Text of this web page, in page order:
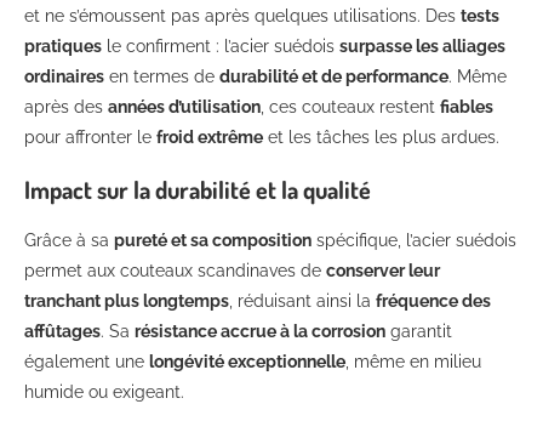
et ne s’émoussent pas après quelques utilisations. Des tests
pratiques le confirment : l’acier suédois surpasse les alliages
ordinaires en termes de durabilité et de performance. Même
après des années d’utilisation , ces couteaux restent fiables
pour affronter le froid extrême et les tâches les plus ardues.
Impact sur la durabilité et la qualité
Grâce à sa pureté et sa composition spécifique, l’acier suédois
permet aux couteaux scandinaves de conserver leur
tranchant plus longtemps , réduisant ainsi la fréquence des
affûtages. Sa résistance accrue à la corrosion garantit
également une longévité exceptionnelle , même en milieu
humide ou exigeant.